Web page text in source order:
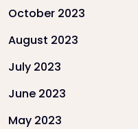
October 2023
August 2023
July 2023
June 2023
May 2023